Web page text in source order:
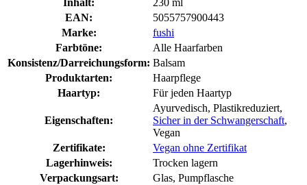
EAN:
5055757900443
Marke:
fushi
Farbtöne:
Alle Haarfarben
Konsistenz/Darreichungsform: Balsam
Produktarten:
Haarpflege
Haartyp:
Für jeden Haartyp
Eigenschaften:
Ayurvedisch, Plastikreduziert,
Sicher in der Schwangerschaft,
Vegan
Zertifikate:
Vegan ohne Zertifikat
Lagerhinweis:
Trocken lagern
Verpackungsart:
Glas, Pumpflasche